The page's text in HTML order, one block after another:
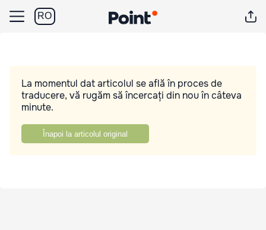
RO
La momentul dat articolul se află în proces de
traducere, vă rugăm să încercați din nou în câteva
minute.
Înapoi la articolul original